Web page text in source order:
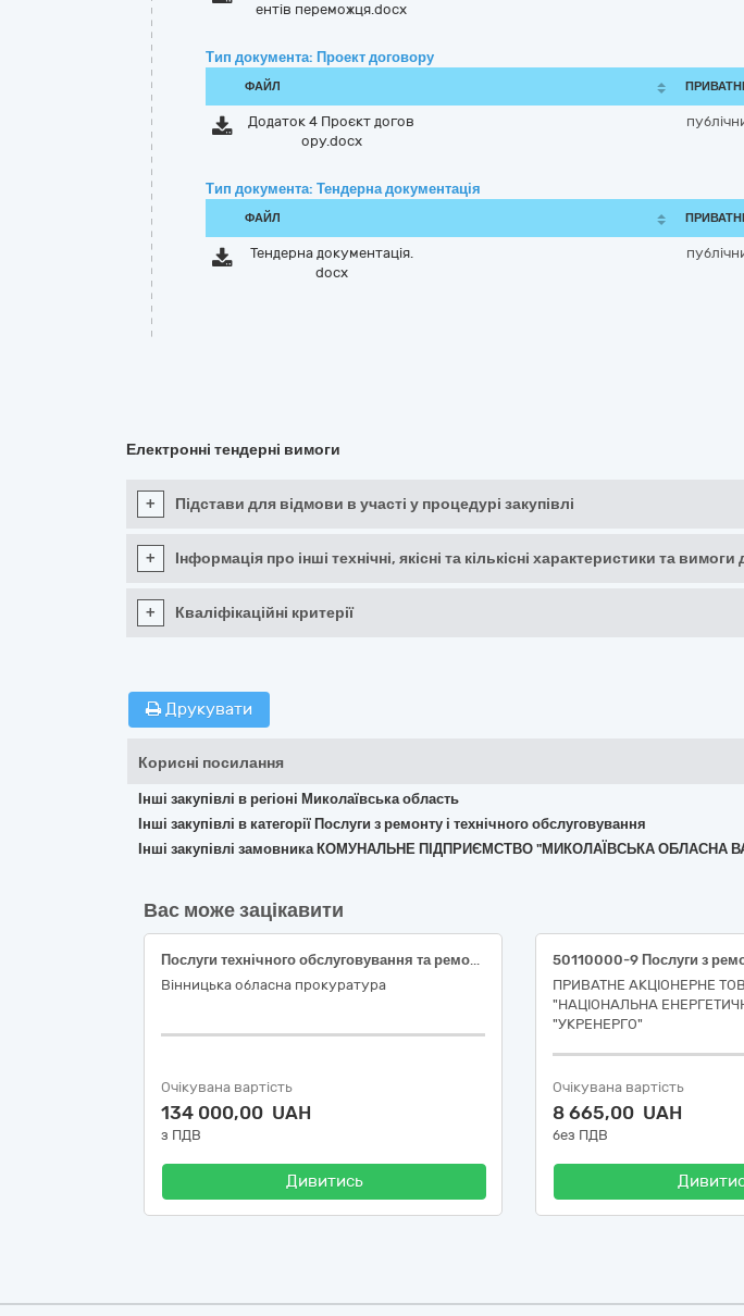
ентів переможця.docx
Тип документа: Проект договору
ФАЙЛ
Додаток 4 Проєкт догов
ору.docx
Тип документа: Тендерна документація
ФАЙЛ
Тендерна документація.
docx
Електронні тендерні вимоги
+ Підстави для відмови в участі у процедурі закупівлі
+ Інформація про інші технічні, якісні та кількісні характеристики та
+ Кваліфікаційні критерії
Друкувати
Корисні посилання
Інші закупівлі в регіоні Миколаївська область
Інші закупівлі в категорії Послуги з ремонту і технічного обслуговування
Інші закупівлі замовника КОМУНАЛЬНЕ ПІДПРИЄМСТВО "МИКОЛАЇВСЬКА ОБЛАСНА
Вас може зацікавити
Послуги технічного обслуговування та ремонту транспортних засобів Тульчинської окружної прокуратури Вінницької області
Вінницька обласна прокуратура
Очікувана вартість
134 000,00 UAH
з ПДВ
Дивитись
ПРИВАТНЕ АКЦІОНЕРНЕ
"НАЦІОНАЛЬНА
"УКРЕНЕРГО"
Очікувана вартість
8 665,00 UAH
без ПДВ